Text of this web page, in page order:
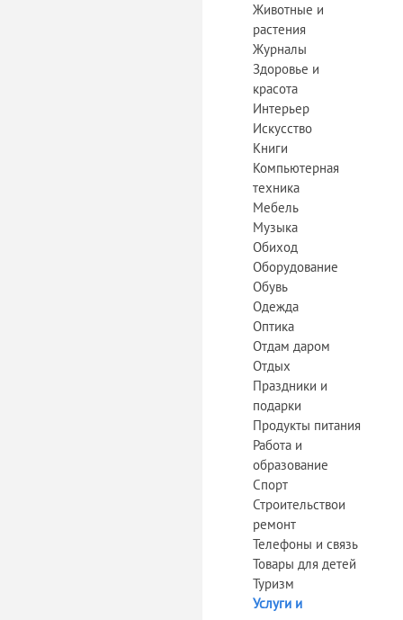
Животные и
растения
Журналы
Здоровье и
красота
Интерьер
Искусство
Книги
Компьютерная
техника
Мебель
Музыка
Обиход
Оборудование
Обувь
Одежда
Оптика
Отдам даром
Отдых
Праздники и
подарки
Продукты питания
Работа и
образование
Спорт
Строительствои
ремонт
Телефоны и связь
Товары для детей
Туризм
Услуги и